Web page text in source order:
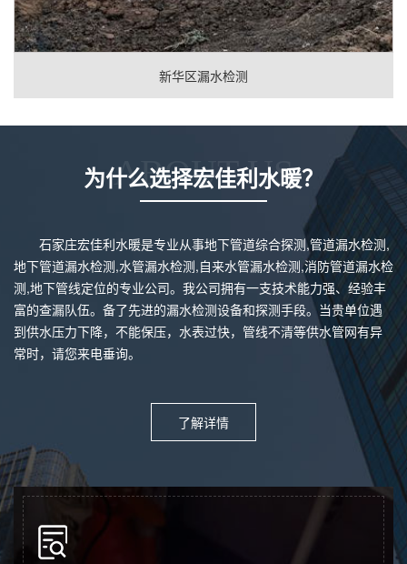
新华区漏水检测
ABOUT US
为什么选择宏佳利水暖？
石家庄宏佳利水暖是专业从事地下管道综合探测,管道漏水检测,
地下管道漏水检测,水管漏水检测,自来水管漏水检测,消防管道漏水检
测,地下管线定位的专业公司。我公司拥有一支技术能力强、经验丰
富的查漏队伍。备了先进的漏水检测设备和探测手段。当贵单位遇
到供水压力下降，不能保压，水表过快，管线不清等供水管网有异
常时，请您来电垂询。
了解详情